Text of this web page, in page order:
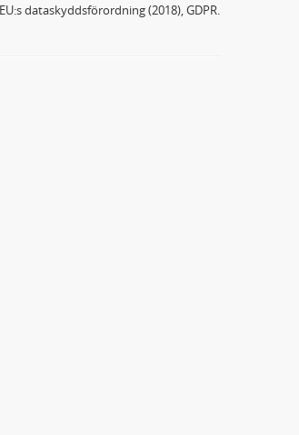
dataskyddsförordning (2018), GDPR.